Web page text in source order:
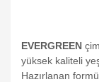
EVERGREEN
yüksek kaliteli
Hazırlanan